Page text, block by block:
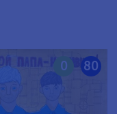
80
0